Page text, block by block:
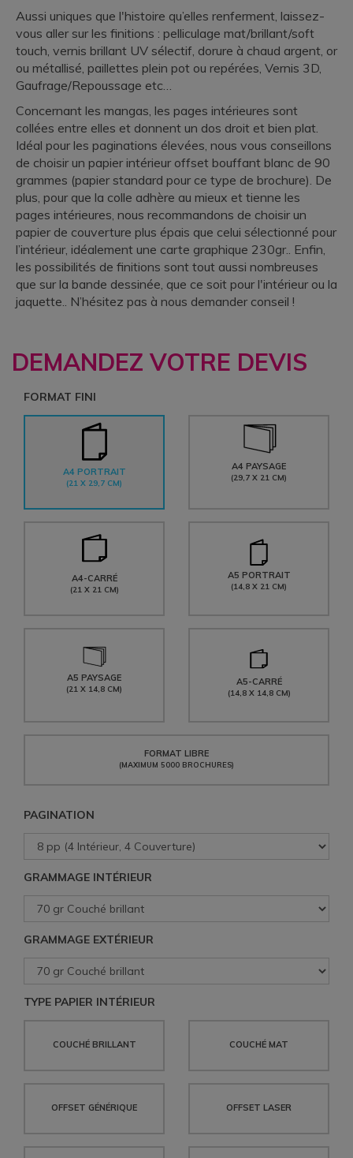
Aussi uniques que l'histoire qu’elles renferment, laissez-
vous aller sur les finitions : pelliculage mat/brillant/soft
touch, vernis brillant UV sélectif, dorure à chaud argent, or
ou métallisé, paillettes plein pot ou repérées, Vernis 3D,
Gaufrage/Repoussage etc…
Concernant les mangas, les pages intérieures sont
collées entre elles et donnent un dos droit et bien plat.
Idéal pour les paginations élevées, nous vous conseillons
de choisir un papier intérieur offset bouffant blanc de 90
grammes (papier standard pour ce type de brochure). De
plus, pour que la colle adhère au mieux et tienne les
pages intérieures, nous recommandons de choisir un
papier de couverture plus épais que celui sélectionné pour
l’intérieur, idéalement une carte graphique 230gr.. Enfin,
les possibilités de finitions sont tout aussi nombreuses
que sur la bande dessinée, que ce soit pour l'intérieur ou la
jaquette.. N’hésitez pas à nous demander conseil !
DEMANDEZ VOTRE DEVIS
FORMAT FINI
A4 PORTRAIT
(21 X 29,7 CM)
A4 PAYSAGE
(29,7 X 21 CM)
A4-CARRÉ
(21 X 21 CM)
A5 PORTRAIT
(14,8 X 21 CM)
A5 PAYSAGE
(21 X 14,8 CM)
A5-CARRÉ
(14,8 X 14,8 CM)
FORMAT LIBRE
(MAXIMUM 5000 BROCHURES)
PAGINATION
GRAMMAGE INTÉRIEUR
GRAMMAGE EXTÉRIEUR
TYPE PAPIER INTÉRIEUR
COUCHÉ BRILLANT COUCHÉ MAT
OFFSET GÉNÉRIQUE OFFSET LASER